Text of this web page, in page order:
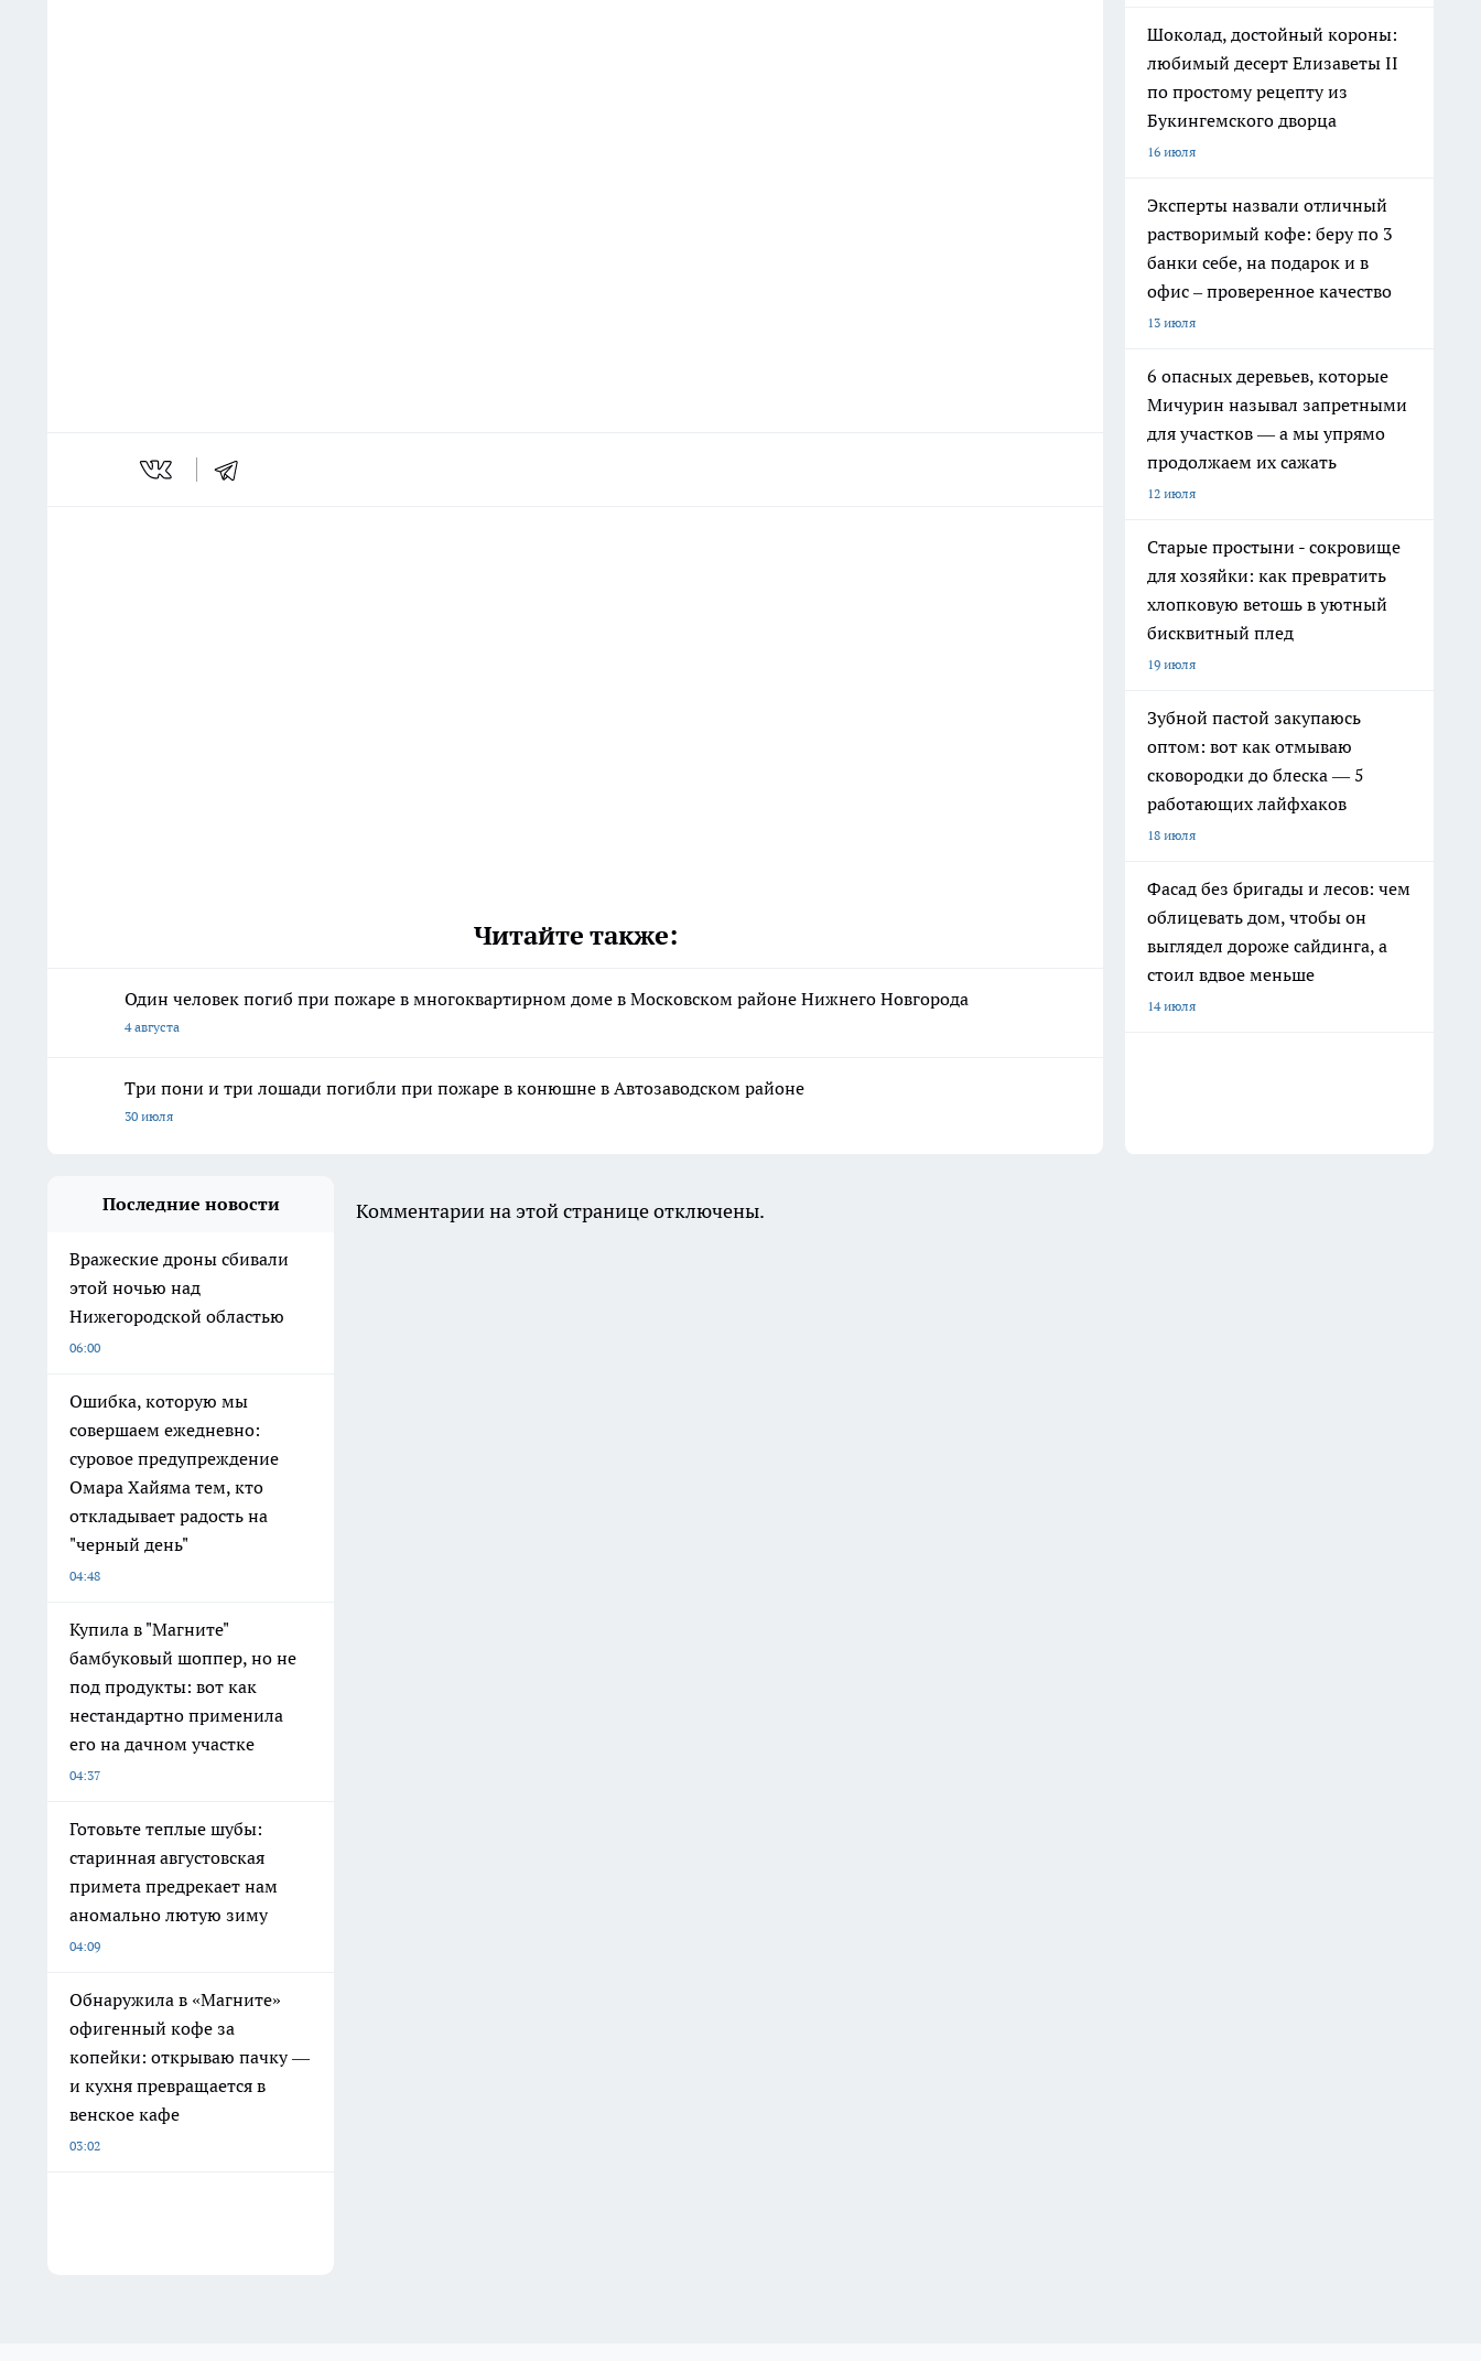
Читайте также:
Один человек погиб при пожаре в многоквартирном доме в Московском районе Нижнего Новгорода
4 августа
Три пони и три лошади погибли при пожаре в конюшне в Автозаводском районе
30 июля
Шоколад, достойный короны:
любимый десерт Елизаветы II
по простому рецепту из
Букингемского дворца
16 июля
Эксперты назвали отличный
растворимый кофе: беру по 3
банки себе, на подарок и в
офис – проверенное качество
13 июля
6 опасных деревьев, которые
Мичурин называл запретными
для участков — а мы упрямо
продолжаем их сажать
12 июля
Старые простыни - сокровище
для хозяйки: как превратить
хлопковую ветошь в уютный
бисквитный плед
19 июля
Зубной пастой закупаюсь
оптом: вот как отмываю
сковородки до блеска — 5
работающих лайфхаков
18 июля
Фасад без бригады и лесов: чем
облицевать дом, чтобы он
выглядел дороже сайдинга, а
стоил вдвое меньше
14 июля
Последние новости
Вражеские дроны сбивали
этой ночью над
Нижегородской областью
06:00
Ошибка, которую мы
совершаем ежедневно:
суровое предупреждение
Омара Хайяма тем, кто
откладывает радость на
"черный день"
04:48
Купила в "Магните"
бамбуковый шоппер, но не
под продукты: вот как
нестандартно применила
его на дачном участке
04:37
Готовьте теплые шубы:
старинная августовская
примета предрекает нам
аномально лютую зиму
04:09
Обнаружила в «Магните»
офигенный кофе за
копейки: открываю пачку —
и кухня превращается в
венское кафе
03:02
Комментарии на этой странице отключены.